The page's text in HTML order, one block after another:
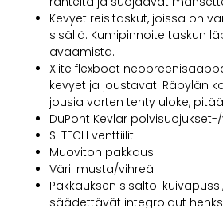
Kevyet reisitaskut, joissa on
sisällä. Kumipinnoite taskun
avaamista.
Xlite flexboot
kevyet ja joustavat. Räpylän
jousia varten tehty uloke,
DuPont Kevlar
SI TECH venttiilit
Muoviton pakkaus
Väri: musta/vihreä
Pakkauksen sisältö:
säädettävät integroidut